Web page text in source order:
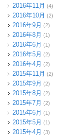
2016年11月 (4)
2016年10月 (2)
2016年9月 (2)
2016年8月 (1)
2016年6月 (1)
2016年5月 (2)
2016年4月 (2)
2015年11月 (2)
2015年9月 (2)
2015年8月 (2)
2015年7月 (2)
2015年6月 (1)
2015年5月 (1)
2015年4月 (3)